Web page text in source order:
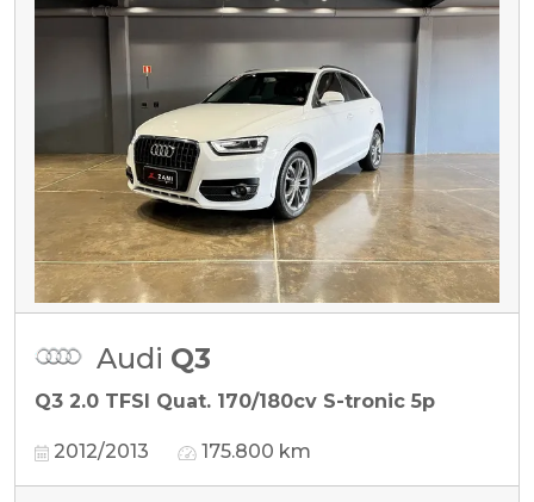
Audi Q3
Q3 2.0 TFSI Quat. 170/180cv S-tronic 5p
2012/2013 175.800 km